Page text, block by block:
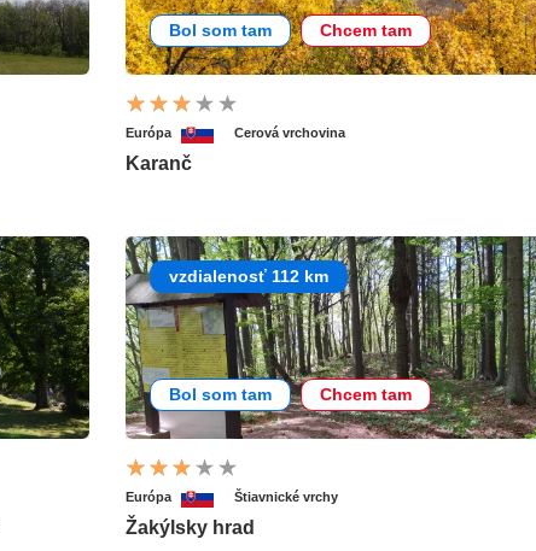
Bol som tam Chcem tam
Európa Cerová vrchovina
Karanč
vzdialenosť 112 km
Bol som tam Chcem tam
Európa Štiavnické vrchy
Žakýlsky hrad